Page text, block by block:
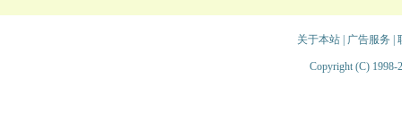
关于本站| 广告服务
Copyright (C) 1998-